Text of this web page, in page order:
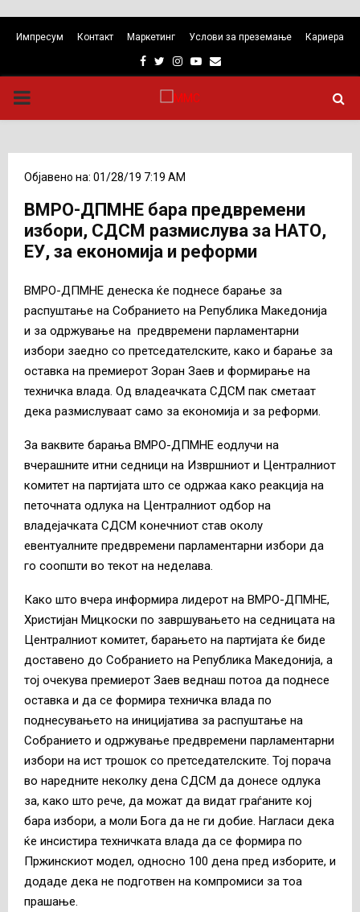
Импресум Контакт Маркетинг Услови за преземање Кариера
Facebook
TwitterInstagram
Youtube
Email
PRIMARY
Објавено на: 01/28/19 7:19 AM
ВМРО-ДПМНЕ бара предвремени
избори, СДСМ размислува за НАТО,
ЕУ, за економија и реформи
ВМРО-ДПМНЕ денеска ќе поднесе барање за
распуштање на Собранието на Република Македонија
и за одржување на предвремени парламентарни
избори заедно со претседателските, како и барање за
оставка на премиерот Зоран Заев и формирање на
техничка влада. Од владеачката СДСМ пак сметаат
дека размислуваат само за економија и за реформи.
За ваквите барања ВМРО-ДПМНЕ еодлучи на
вчерашните итни седници на Извршниот и Централниот
комитет на партијата што се одржаа како реакција на
петочната одлука на Централниот одбор на
владејачката СДСМ конечниот став околу
евентуалните предвремени парламентарни избори да
го соопшти во текот на неделава.
Како што вчера информира лидерот на ВМРО-ДПМНЕ,
Христијан Мицкоски по завршувањето на седницата на
Централниот комитет, барањето на партијата ќе биде
доставено до Собранието на Република Македонија, а
тој очекува премиерот Заев веднаш потоа да поднесе
оставка и да се формира техничка влада по
поднесувањето на иницијатива за распуштање на
Собранието и одржување предвремени парламентарни
избори на ист трошок со претседателските. Тој порача
во наредните неколку дена СДСМ да донесе одлука
за, како што рече, да можат да видат граѓаните кој
бара избори, а моли Бога да не ги добие. Нагласи дека
ќе инсистира техничката влада да се формира по
Пржинскиот модел, односно 100 дена пред изборите, и
додаде дека не подготвен на компромиси за тоа
прашање.